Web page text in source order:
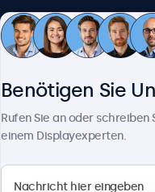
Benötigen Sie
Rufen Sie an oder
einem Displayexperten.